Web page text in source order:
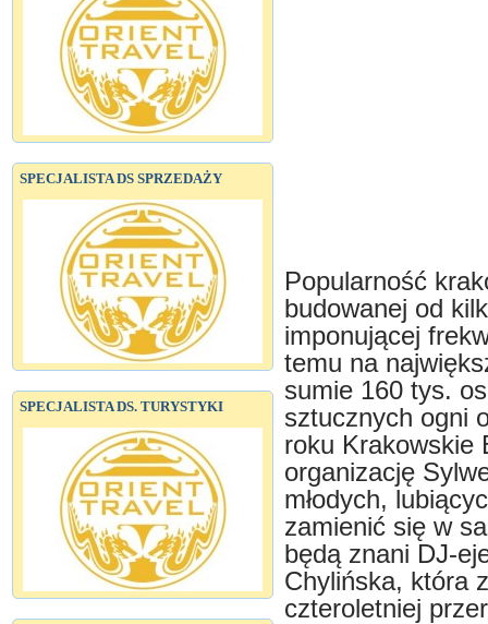
SPECJALISTA DS SPRZEDAŻY
SPECJALISTA DS. TURYSTYKI
Popularność
budowanej od
imponującej
temu na
sumie 160 tys.
sztucznych ogni
roku Krakowskie
organizację
młodych,
zamienić się w
będą znani DJ-
Chylińska, która
czteroletniej